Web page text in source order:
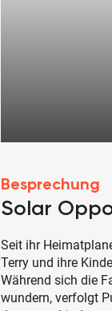
Besprechung
Solar
Seit ihr
Terry und ihre
Während sich die
wundern, verfolgt